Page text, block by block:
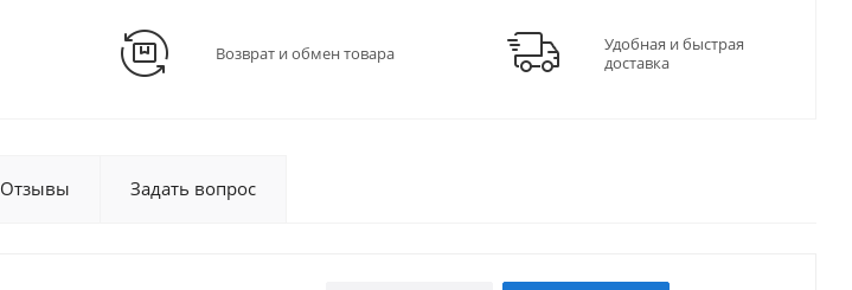
Возврат и обмен товара
Удобная и быстрая
доставка
Отзывы Задать вопрос